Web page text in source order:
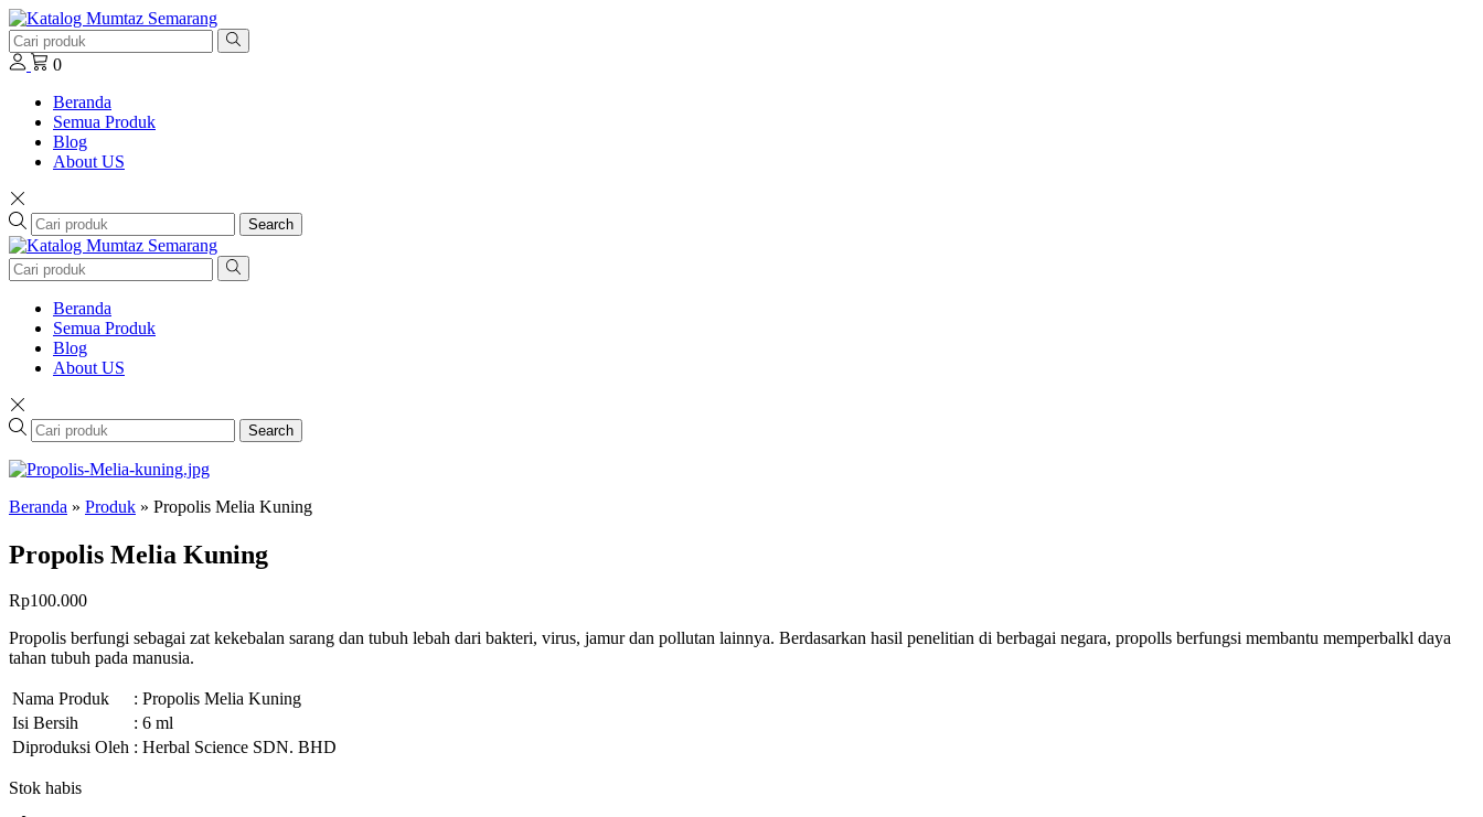
0
Beranda
Semua Produk
Blog
About US
Search
Beranda
Semua Produk
Blog
About US
Search
Beranda » Produk » Propolis Melia Kuning
Propolis Melia Kuning
Rp100.000
Propolis berfungi sebagai zat kekebalan sarang dan tubuh lebah dari bakteri, virus, jamur dan pollutan lainnya. Berdasarkan hasil penelitian di berbagai negara, propolls berfungsi membantu memperbalkl daya
tahan tubuh pada manusia.
Nama Produk
: Propolis Melia Kuning
Isi Bersih
: 6 ml
Diproduksi Oleh : Herbal Science SDN. BHD
Stok habis